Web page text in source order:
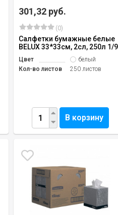
301,32 руб.
(0)
Салфетки бумажные белые
BELUX 33*33см, 2сл, 250л 1/9
Цвет
белый
Кол-во листов
250 листов
В корзину